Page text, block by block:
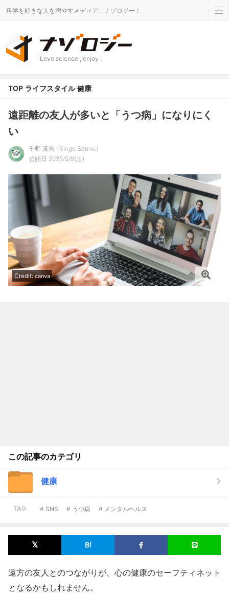
科学を好きな人を増やすメディア、ナゾロジー！
Love science , enjoy !
TOP ライフスタイル 健康
遠距離の友人が多いと「うつ病」になりにく
い
千野 真吾
Singo Senno
公開日 2026/5/9(土)
Credit:canva
この記事のカテゴリ
健康
TAG # SNS # うつ病 # メンタルヘルス
遠方の友人とのつながりが、心の健康のセーフティネット
となるかもしれません。